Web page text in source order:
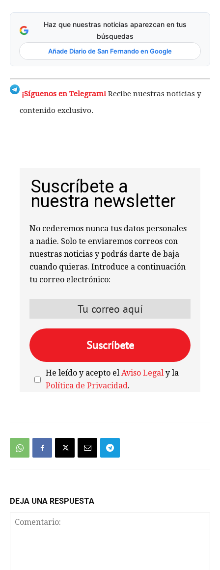
Haz que nuestras noticias aparezcan en tus
búsquedas
Añade Diario de San Fernando en Google
¡Síguenos en Telegram! Recibe nuestras noticias y
contenido exclusivo.
Suscríbete a
nuestra newsletter
No cederemos nunca tus datos personales
a nadie. Solo te enviaremos correos con
nuestras noticias y podrás darte de baja
cuando quieras. Introduce a continuación
tu correo electrónico:
He leído y acepto elAviso Legal y la
Política de Privacidad.
DEJA UNA RESPUESTA